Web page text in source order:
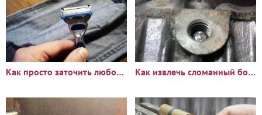
Как просто заточить любой бритвенный станок Как извлечь сломанный болт или шпильку из глубокого отверстия